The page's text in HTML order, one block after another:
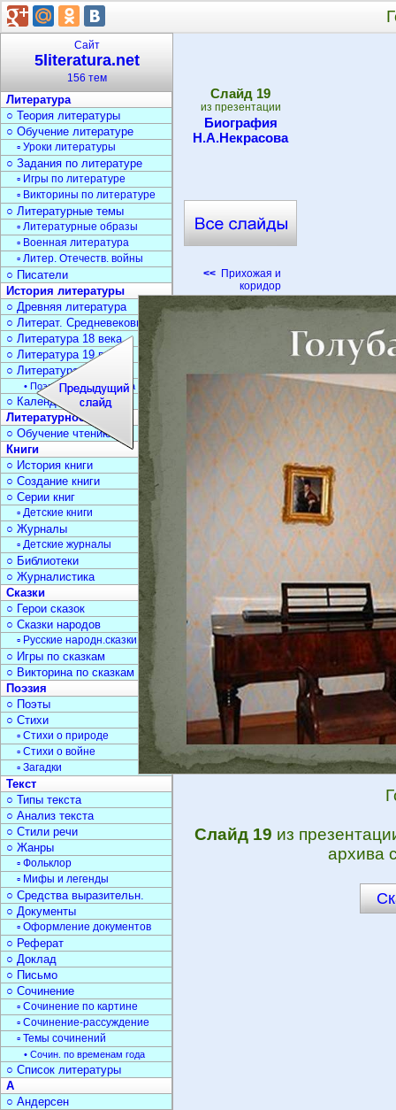
Cлайд 19
из презентации
Биография
Н.А.Некрасова
<< Прихожая и
коридор
Слайд 19 из
архива
Сайт
5literatura.net
156 тем
Литература
○ Теория литературы
○ Обучение литературе
▫ Уроки литературы
○ Задания по литературе
▫ Игры по литературе
▫ Викторины по литературе
○ Литературные темы
▫ Литературные образы
▫ Военная литература
▫ Литер. Отечеств. войны
○ Писатели
История литературы
○ Древняя литература
○ Литерат. Средневековья
○ Литература 18 века
○ Литература 19 века
○ Литература 20 века
• Поэзия Серебрян. века
○ Календарь дат
Литературное чтение
○ Обучение чтению
Книги
○ История книги
○ Создание книги
○ Серии книг
▫ Детские книги
○ Журналы
▫ Детские журналы
○ Библиотеки
○ Журналистика
Сказки
○ Герои сказок
○ Сказки народов
▫ Русские народн.сказки
○ Игры по сказкам
○ Викторина по сказкам
Поэзия
○ Поэты
○ Стихи
▫ Стихи о природе
▫ Стихи о войне
▫ Загадки
Текст
○ Типы текста
○ Анализ текста
○ Стили речи
○ Жанры
▫ Фольклор
▫ Мифы и легенды
○ Средства выразительн.
○ Документы
▫ Оформление документов
○ Реферат
○ Доклад
○ Письмо
○ Сочинение
▫ Сочинение по картине
▫ Сочинение-рассуждение
▫ Темы сочинений
• Сочин. по временам года
○ Список литературы
А
○ Андерсен